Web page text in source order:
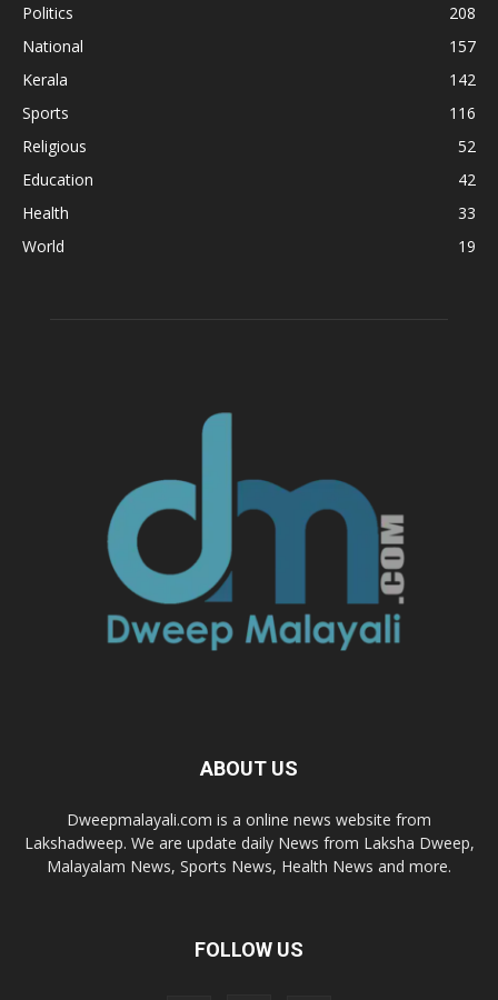
Politics
208
National
157
Kerala
142
Sports
116
Religious
52
Education
42
Health
33
World
19
ABOUT US
Dweepmalayali.com is a online news website from
Lakshadweep. We are update daily News from Laksha Dweep,
Malayalam News, Sports News, Health News and more.
FOLLOW US